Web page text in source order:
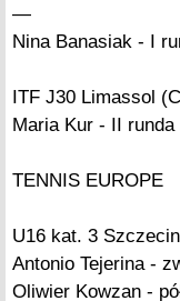
—
Nina Banasiak - I
ITF J30 Limassol
Maria Kur - II runda
TENNIS EUROPE
U16 kat. 3
Antonio Tejerina -
Oliwier Kowzan -